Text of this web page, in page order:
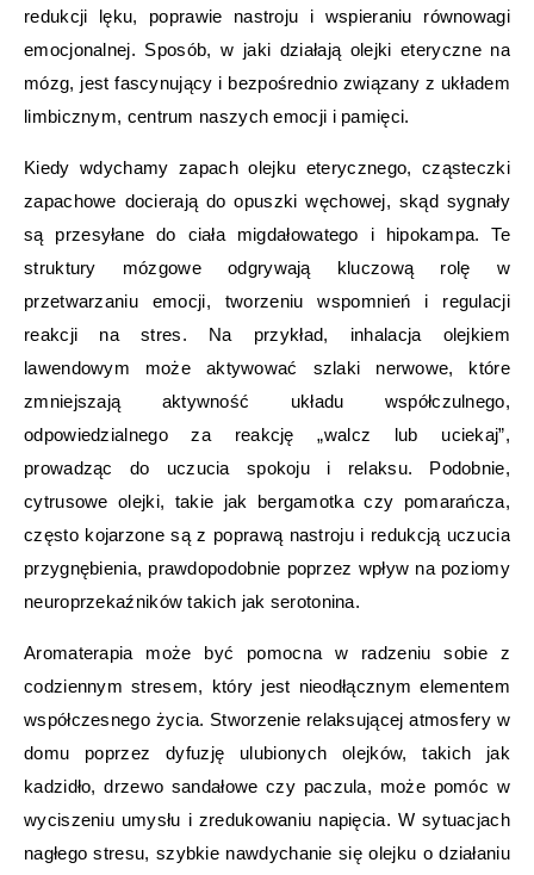
redukcji lęku, poprawie nastroju i wspieraniu równowagi
emocjonalnej. Sposób, w jaki działają olejki eteryczne na
mózg, jest fascynujący i bezpośrednio związany z układem
limbicznym, centrum naszych emocji i pamięci.
Kiedy wdychamy zapach olejku eterycznego, cząsteczki
zapachowe docierają do opuszki węchowej, skąd sygnały
są przesyłane do ciała migdałowatego i hipokampa. Te
struktury mózgowe odgrywają kluczową rolę w
przetwarzaniu emocji, tworzeniu wspomnień i regulacji
reakcji na stres. Na przykład, inhalacja olejkiem
lawendowym może aktywować szlaki nerwowe, które
zmniejszają aktywność układu współczulnego,
odpowiedzialnego za reakcję „walcz lub uciekaj”,
prowadząc do uczucia spokoju i relaksu. Podobnie,
cytrusowe olejki, takie jak bergamotka czy pomarańcza,
często kojarzone są z poprawą nastroju i redukcją uczucia
przygnębienia, prawdopodobnie poprzez wpływ na poziomy
neuroprzekaźników takich jak serotonina.
Aromaterapia może być pomocna w radzeniu sobie z
codziennym stresem, który jest nieodłącznym elementem
współczesnego życia. Stworzenie relaksującej atmosfery w
domu poprzez dyfuzję ulubionych olejków, takich jak
kadzidło, drzewo sandałowe czy paczula, może pomóc w
wyciszeniu umysłu i zredukowaniu napięcia. W sytuacjach
nagłego stresu, szybkie nawdychanie się olejku o działaniu